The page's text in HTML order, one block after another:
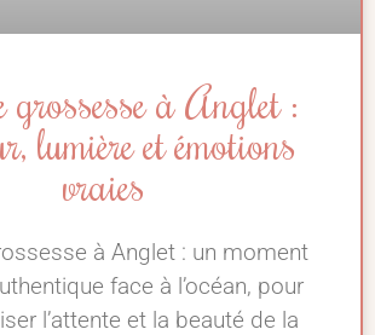
grossesse à Anglet :
lumière et émotions
vraies
à Anglet : un moment
face à l’océan, pour
l’attente et la beauté de la